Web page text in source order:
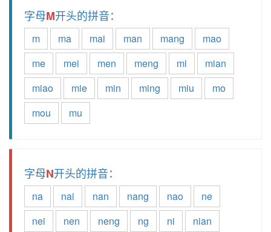
字母M开头的拼音：
m ma mai man mang
mao
me
mei men meng mi
mian
miao
mie min ming miu
mo
mou
mu
字母N开头的拼音：
na nai nan nang nao
ne
nei
nen neng ng ni
nian